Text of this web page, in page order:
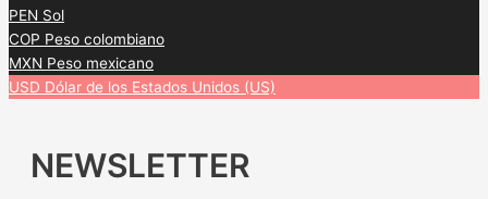
PEN Sol
COP Peso colombiano
MXN Peso mexicano
USD Dólar de los Estados Unidos (US)
NEWSLETTER